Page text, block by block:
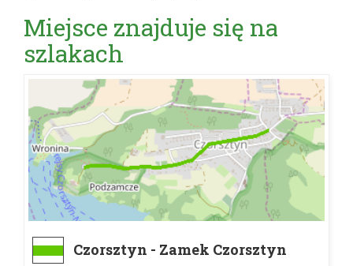
Miejsce znajduje się na
szlakach
Czorsztyn - Zamek Czorsztyn